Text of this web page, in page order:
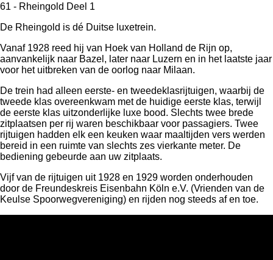
61 - Rheingold Deel 1
De Rheingold is dé Duitse luxetrein.
Vanaf 1928 reed hij van Hoek van Holland de Rijn op,
aanvankelijk naar Bazel, later naar Luzern en in het laatste jaar
voor het uitbreken van de oorlog naar Milaan.
De trein had alleen eerste- en tweedeklasrijtuigen, waarbij de
tweede klas overeenkwam met de huidige eerste klas, terwijl
de eerste klas uitzonderlijke luxe bood. Slechts twee brede
zitplaatsen per rij waren beschikbaar voor passagiers. Twee
rijtuigen hadden elk een keuken waar maaltijden vers werden
bereid in een ruimte van slechts zes vierkante meter. De
bediening gebeurde aan uw zitplaats.
Vijf van de rijtuigen uit 1928 en 1929 worden onderhouden
door de Freundeskreis Eisenbahn Köln e.V. (Vrienden van de
Keulse Spoorwegvereniging) en rijden nog steeds af en toe.